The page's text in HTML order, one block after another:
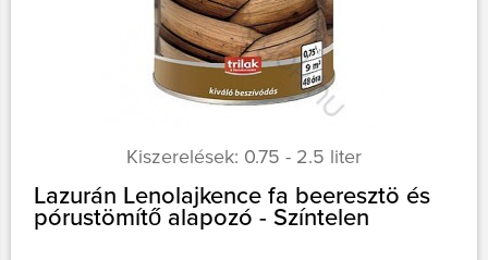
Kiszerelések: 0.75 - 2.5 liter
Lazurán Lenolajkence fa beeresztö és
pórustömítő alapozó - Színtelen